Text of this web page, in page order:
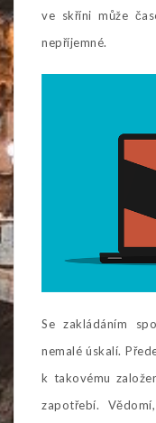
ve skříni může
nepříjemné.
Se zakládáním
nemalé úskalí.
k takovému
zapotřebí.